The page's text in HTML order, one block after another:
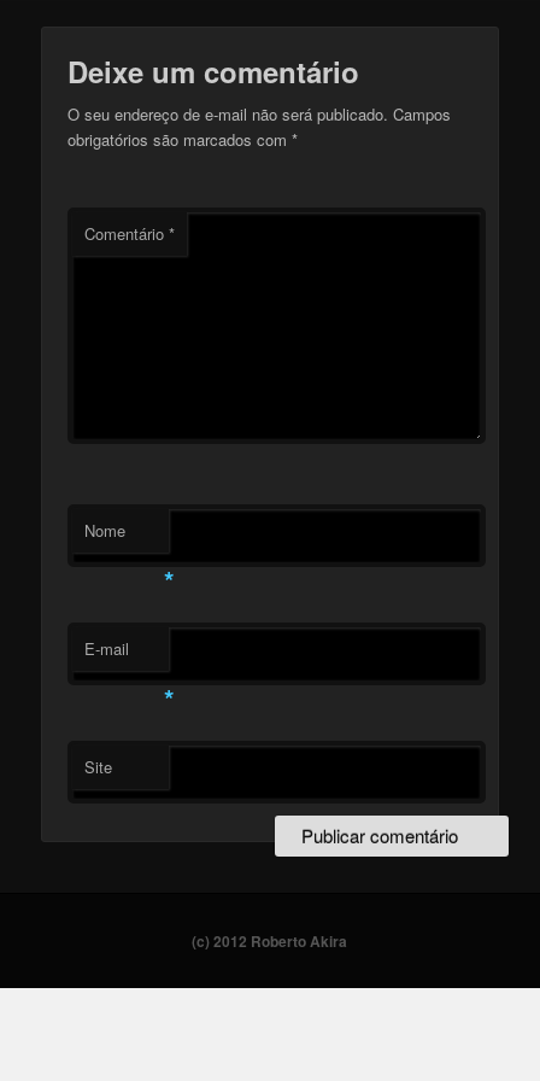
Deixe um comentário
O seu endereço de e-mail não será publicado. Campos
obrigatórios são marcados com*
Comentário*
Nome
*
E-mail
*
Site
(c) 2012 Roberto Akira